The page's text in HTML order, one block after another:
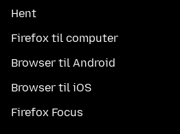
Hent
Firefox til computer
Browser til Android
Browser til iOS
Firefox Focus